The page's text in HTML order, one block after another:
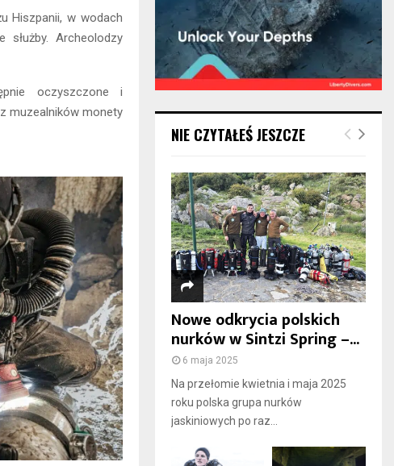
Hiszpanii, w wodach
służby. Archeolodzy
oczyszczone i
muzealników monety
NIE CZYTAŁEŚ JESZCZE
Nowe odkrycia polskich
nurków w Sintzi Spring –...
6 maja 2025
Na przełomie kwietnia i maja 2025
roku polska grupa nurków
jaskiniowych po raz...